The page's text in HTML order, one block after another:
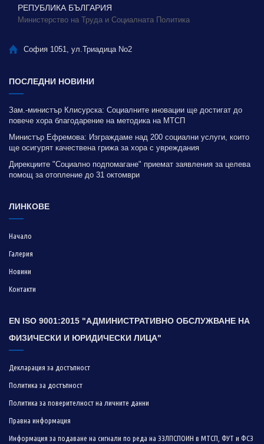
РЕПУБЛИКА БЪЛГАРИЯ
Министерство на Труда и Социалната Политика
София 1051, ул.Триадица No2
ПОСЛЕДНИ НОВИНИ
Зам.-министър Клисурска: Социалните иновации ще достигат до
повече хора благодарение на методика на МТСП
Министър Ефремова: Изграждаме над 200 социални услуги, които
ще осигурят качествена грижа за хора с увреждания
Дирекциите "Социално подпомагане" приемат заявления за целева
помощ за отопление до 31 октомври
ЛИНКОВЕ
Начало
Галерия
Новини
Контакти
EN ISO 9001:2015 "АДМИНИСТРАТИВНО ОБСЛУЖВАНЕ НА
ФИЗИЧЕСКИ И ЮРИДИЧЕСКИ ЛИЦА"
Декларация за достъпност
Политика за достъпност
Политика за поверителност на личните данни
Правна информация
Информация за подаване на сигнали по реда на ЗЗЛПСПОИН в МТСП, ФУТ и ФСЗ